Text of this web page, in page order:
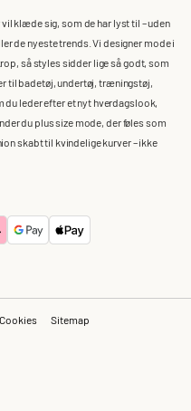
klæde sig, som de har lyst til – uden
de nyeste trends. Vi designer mode i
så styles sidder lige så godt, som
til badetøj, undertøj, træningstøj,
leder efter et nyt hverdagslook,
du plus size mode, der føles som
skabt til kvindelige kurver – ikke
Cookies Sitemap